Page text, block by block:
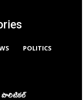
POLITICS
పొలిటికల్